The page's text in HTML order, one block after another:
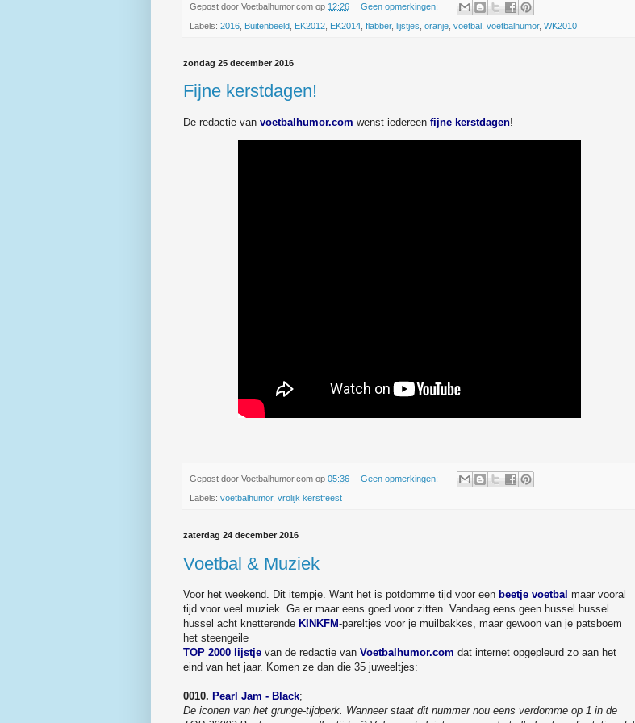
Gepost door Voetbalhumor.com op 12:26 Geen opmerkingen:
Labels: 2016 Buitenbeeld EK2012 EK2014 flabber, lijstjes oranje voetbal voetbalhumor, WK2010
zondag 25 december 2016
Fijne kerstdagen!
De redactie van voetbalhumor.com wenst iedereen fijne kerstdagen!
Gepost door Voetbalhumor.com op 05:36 Geen opmerkingen:
Labels: voetbalhumor, vrolijk kerstfeest
zaterdag 24 december 2016
Voetbal & Muziek
Voor het weekend. Dit itempje. Want het is potdomme tijd voor een beetje voetbal maar vooral
tijd voor veel muziek. Ga er maar eens goed voor zitten. Vandaag eens geen hussel hussel
hussel acht knetterende KINKFM-pareltjes voor je muilbakkes, maar gewoon van je patsboem
het steengeile
TOP 2000 lijstje van de redactie van Voetbalhumor.com dat internet opgepleurd zo aan het
eind van het jaar. Komen ze dan die 35 juweeltjes:
0010. Pearl Jam - Black;
De iconen van het grunge-tijdperk. Wanneer staat dit nummer nou eens verdomme op 1 in de